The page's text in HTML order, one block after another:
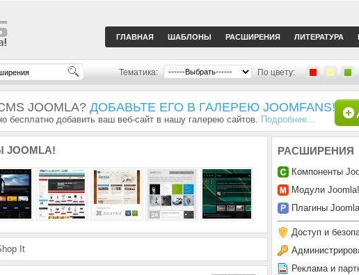
ГЛАВНАЯ ШАБЛОНЫ РАСШИРЕНИЯ ЛИТЕРАТУРА
Тематика: По цвету:
JOOMLA? ДОБАВЬТЕ ЕГО В ГАЛЕРЕЮ JOOMFANS!
бесплатно добавить ваш веб-сайт в нашу галерею сайтов. Подробнее...
It
РАСШИРЕНИЯ
Компоненты
Модули Joomla!
Плагины
Доступ и
Реклама и